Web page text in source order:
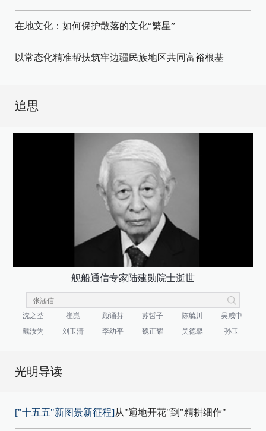
在地文化：如何保护散落的文化“繁星”
以常态化精准帮扶筑牢边疆民族地区共同富裕根基
追思
舰船通信专家陆建勋院士逝世
沈之荃 崔崑 顾诵芬 苏哲子 陈毓川
吴咸中
戴汝为
刘玉清 李幼平 魏正耀 吴德馨 孙玉
光明导读
["十五五"新图景新征程]从"遍地开花"到"精耕细作"